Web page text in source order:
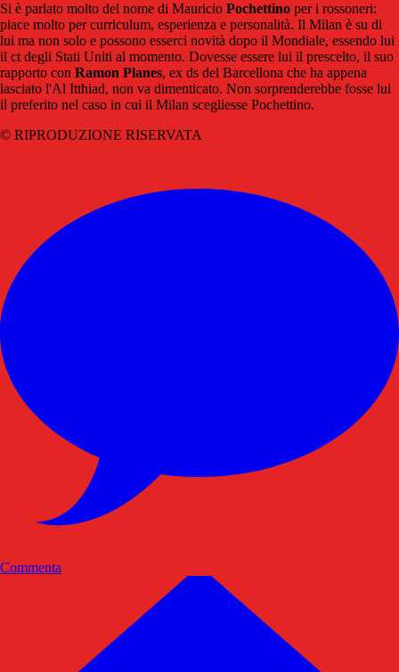
Si è parlato molto del nome di Mauricio Pochettino per i rossoneri:
piace molto per curriculum, esperienza e personalità. Il Milan è su di
lui ma non solo e possono esserci novità dopo il Mondiale, essendo lui
il ct degli Stati Uniti al momento. Dovesse essere lui il prescelto, il suo
rapporto con Ramon Planes, ex ds del Barcellona che ha appena
lasciato l'Al Itthiad, non va dimenticato. Non sorprenderebbe fosse lui
il preferito nel caso in cui il Milan scegliesse Pochettino.
© RIPRODUZIONE RISERVATA
Commenta